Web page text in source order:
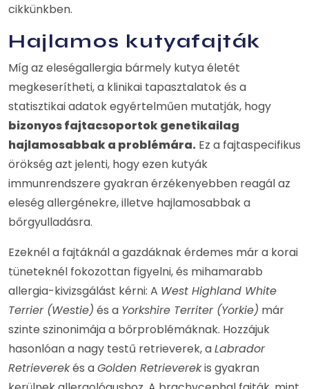
cikkünkben.
Hajlamos kutyafajták
Míg az eleségallergia bármely kutya életét
megkeserítheti, a klinikai tapasztalatok és a
statisztikai adatok egyértelműen mutatják, hogy
bizonyos fajtacsoportok genetikailag
hajlamosabbak a problémára. Ez a fajtaspecifikus
örökség azt jelenti, hogy ezen kutyák
immunrendszere gyakran érzékenyebben reagál az
eleség allergénekre, illetve hajlamosabbak a
bőrgyulladásra.
Ezeknél a fajtáknál a gazdáknak érdemes már a korai
tüneteknél fokozottan figyelni, és mihamarabb
allergia-kivizsgálást kérni: A West Highland White
Terrier (Westie) és a Yorkshire Territer (Yorkie) már
szinte szinonimája a bőrproblémáknak. Hozzájuk
hasonlóan a nagy testű retrieverek, aLabrador
Retrieverekés aGolden Retrieverekis gyakran